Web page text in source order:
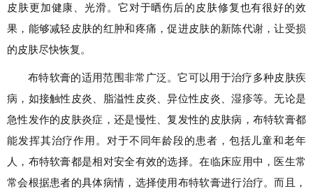
皮肤更加健康、光滑。它对于晒伤后的皮肤修复也有很好的效
果，能够减轻皮肤的红肿和疼痛，促进皮肤的新陈代谢，让受损
的皮肤尽快恢复。
布特软膏的适用范围非常广泛。它可以用于治疗多种皮肤疾
病，如接触性皮炎、脂溢性皮炎、异位性皮炎、湿疹等。无论是
急性发作的皮肤炎症，还是慢性、复发性的皮肤病，布特软膏都
能发挥其治疗作用。对于不同年龄段的患者，包括儿童和老年
人，布特软膏都是相对安全有效的选择。在临床应用中，医生常
常会根据患者的具体病情，选择使用布特软膏进行治疗。而且，